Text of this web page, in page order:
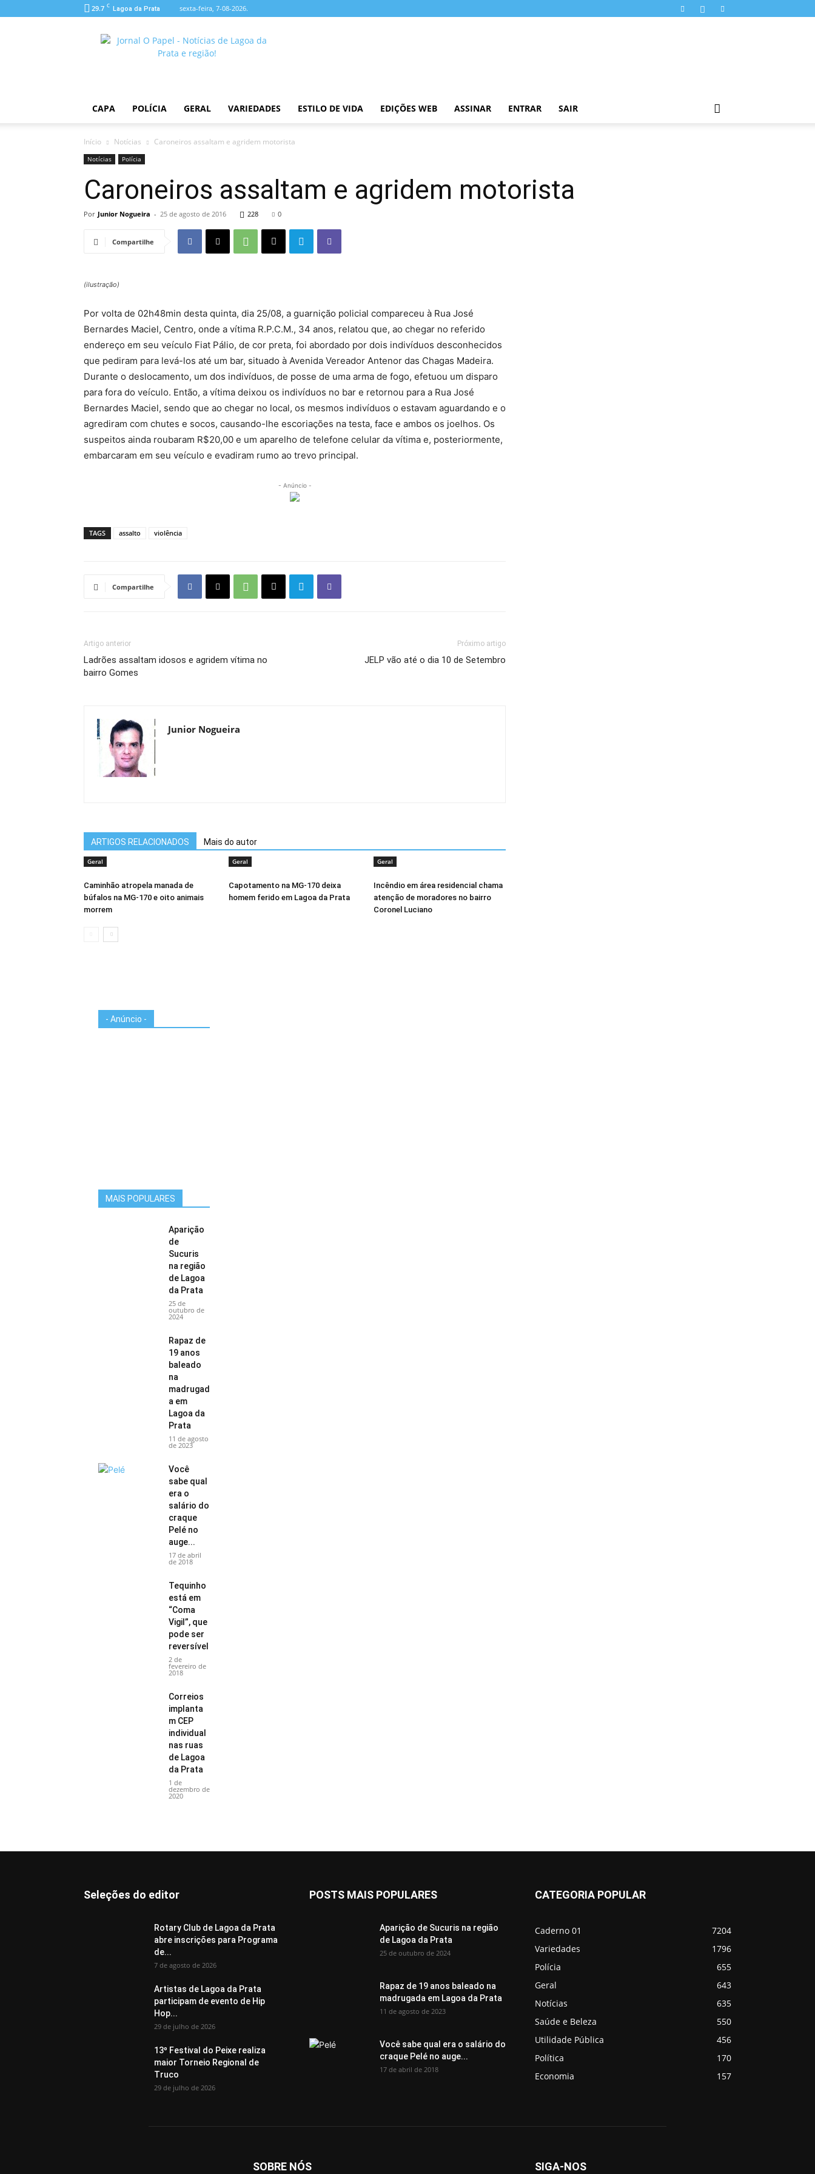
29.7 C Lagoa da Prata sexta-feira, 7-08-2026.
O
Papel
CAPA POLÍCIA GERAL VARIEDADES ESTILO DE VIDA EDIÇÕES WEB ASSINAR ENTRAR SAIR
Início Notícias Caroneiros assaltam e agridem motorista
Notícias Polícia
Caroneiros assaltam e agridem motorista
Por Junior Nogueira - 25 de agosto de 2016 228 0
Compartilhe
(ilustração)
Por volta de 02h48min desta quinta, dia 25/08, a guarnição policial compareceu à Rua José
Bernardes Maciel, Centro, onde a vítima R.P.C.M., 34 anos, relatou que, ao chegar no referido
endereço em seu veículo Fiat Pálio, de cor preta, foi abordado por dois indivíduos desconhecidos
que pediram para levá-los até um bar, situado à Avenida Vereador Antenor das Chagas Madeira.
Durante o deslocamento, um dos indivíduos, de posse de uma arma de fogo, efetuou um disparo
para fora do veículo. Então, a vítima deixou os indivíduos no bar e retornou para a Rua José
Bernardes Maciel, sendo que ao chegar no local, os mesmos indivíduos o estavam aguardando e o
agrediram com chutes e socos, causando-lhe escoriações na testa, face e ambos os joelhos. Os
suspeitos ainda roubaram R$20,00 e um aparelho de telefone celular da vítima e, posteriormente,
embarcaram em seu veículo e evadiram rumo ao trevo principal.
- Anúncio -
TAGS assalto violência
Compartilhe
Artigo anterior
Ladrões assaltam idosos e agridem vítima no
bairro Gomes
Próximo artigo
JELP vão até o dia 10 de Setembro
Junior Nogueira
ARTIGOS RELACIONADOS Mais do autor
Geral
Caminhão atropela manada de
búfalos na MG-170 e oito animais
morrem
Geral
Capotamento na MG-170 deixa
homem ferido em Lagoa da Prata
Geral
Incêndio em área residencial chama
atenção de moradores no bairro
Coronel Luciano
- Anúncio -
MAIS POPULARES
Aparição
de
Sucuris
na região
de Lagoa
da Prata
25 de
outubro de
2024
Rapaz de
19 anos
baleado
na
madrugad
a em
Lagoa da
Prata
11 de agosto
de 2023
Você
sabe qual
era o
salário do
craque
Pelé no
auge...
17 de abril
de 2018
Tequinho
está em
“Coma
Vigil”, que
pode ser
reversível
2 de
fevereiro de
2018
Correios
implanta
m CEP
individual
nas ruas
de Lagoa
da Prata
1 de
dezembro de
2020
Seleções do editor
Rotary Club de Lagoa da Prata
abre inscrições para Programa
de...
7 de agosto de 2026
Artistas de Lagoa da Prata
participam de evento de Hip
Hop...
29 de julho de 2026
13º Festival do Peixe realiza
maior Torneio Regional de
Truco
29 de julho de 2026
POSTS MAIS POPULARES
Aparição de Sucuris na região
de Lagoa da Prata
25 de outubro de 2024
Rapaz de 19 anos baleado na
madrugada em Lagoa da Prata
11 de agosto de 2023
Você sabe qual era o salário do
craque Pelé no auge...
17 de abril de 2018
CATEGORIA POPULAR
Caderno 01
7204
Variedades
1796
Polícia
655
Geral
643
Notícias
635
Saúde e Beleza
550
Utilidade Pública
456
Política
170
Economia
157
SOBRE NÓS SIGA-NOS